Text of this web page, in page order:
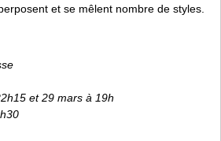
et se mêlent nombre de styles.
et 29 mars à 19h